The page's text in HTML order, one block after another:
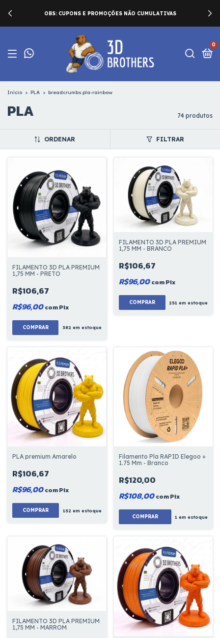
OBS: CUPONS E PROMOÇÕES NÃO CUMULATIVAS
0
Início > PLA > breadcrumbs.pla-rainbow
PLA 74 produtos
ORDENAR FILTRAR
FILAMENTO 3D PLA PREMIUM
1,75 MM - PRETO
R$106,67
R$96,00comPix
COMPRAR 382em estoque
FILAMENTO 3D PLA PREMIUM
1,75 MM - BRANCO
R$106,67
R$96,00comPix
COMPRAR 251 em estoque
PLA premium Amarelo
R$106,67
R$96,00comPix
COMPRAR 152em estoque
Filamento Pla RAPID Elegoo +
1.75 Mm - Branco
R$120,00
R$108,00comPix
1 em estoque
FILAMENTO 3D PLA PREMIUM
1,75 MM - MARROM